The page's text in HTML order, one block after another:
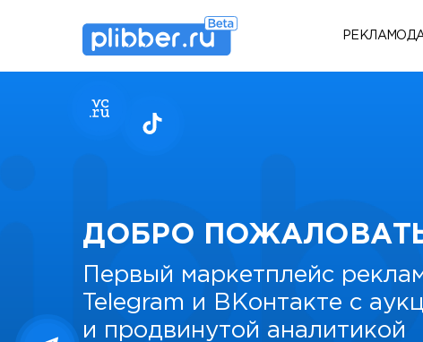
ДОБРО
Первый маркетплейс
Telegram и ВКонтакте с
и продвинутой аналитикой